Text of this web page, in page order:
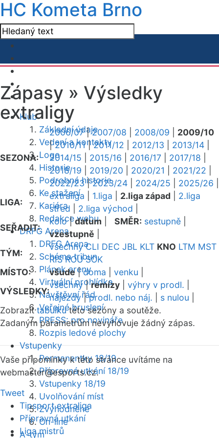
HC Kometa Brno
Klub
Základní údaje
Vedení a kontakty
Logo
Historie
Podrobná historie
Ke stažení
Kariéra
Redakce webu
DRFG Arena
DRFG Arena
Schéma tribun
Plánek areny
Virtuální prohlídka
Návštěvní řád
Veřejné bruslení
PRESS: pro novináře
Rozpis ledové plochy
Vstupenky
Permanentky 18/19
Přípravná utkání 18/19
Vstupenky 18/19
Uvolňování míst
Zvýhodněné
On-line
A-tým
Zápasy » Výsledky
extraligy
SEZONA:
2006/07|2007/08 2008/09
2009/10
|2010/11|2011/12 2012/13 2013/14
2014/15
2015/16 2016/17 2017/18
2018/19
2019/20 2020/21 2021/22
2022/23|2023/24 2024/25 2025/26
LIGA:
extraliga 1.liga 2.liga západ
2.liga
střed
2.liga východ
SEŘADIT:
kolo|datum SMĚR: sestupně
vzestupně
TÝM:
všechny CLI DEC JBL KLT KNO LTM MST
RIS ROU SOK
MÍSTO:
všude|doma venku
VÝSLEDKY:
všechny|remízy výhry v prodl.
nájezdy|prodl. nebo náj. s nulou
Zobrazittabulkutéto sezóny a soutěže.
Zadaným parametrům nevyhovuje žádný zápas.
Vaše připomínky k této stránce uvítáme na
webmaster@esports.cz.
Tweet
Tipsport extraliga
Přípravná utkání
Liga mistrů